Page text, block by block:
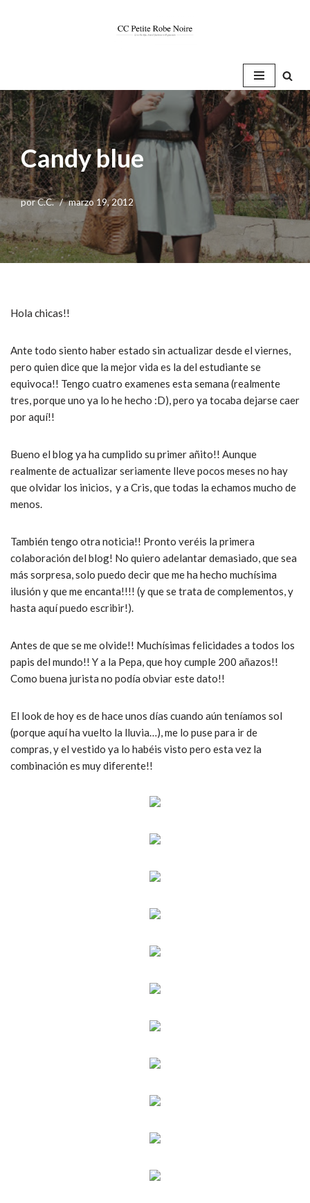
Candy blue
porC.C. marzo 19, 2012
Hola chicas!!
Ante todo siento haber estado sin actualizar desde el viernes,
pero quien dice que la mejor vida es la del estudiante se
equivoca!! Tengo cuatro examenes esta semana (realmente
tres, porque uno ya lo he hecho :D), pero ya tocaba dejarse caer
por aquí!!
Bueno el blog ya ha cumplido su primer añito!! Aunque
realmente de actualizar seriamente lleve pocos meses no hay
que olvidar los inicios, y a Cris, que todas la echamos mucho de
menos.
También tengo otra noticia!! Pronto veréis la primera
colaboración del blog! No quiero adelantar demasiado, que sea
más sorpresa, solo puedo decir que me ha hecho muchísima
ilusión y que me encanta!!!! (y que se trata de complementos, y
hasta aquí puedo escribir!).
Antes de que se me olvide!! Muchísimas felicidades a todos los
papis del mundo!! Y a la Pepa, que hoy cumple 200 añazos!!
Como buena jurista no podía obviar este dato!!
El look de hoy es de hace unos días cuando aún teníamos sol
(porque aquí ha vuelto la lluvia…), me lo puse para ir de
compras, y el vestido ya lo habéis visto pero esta vez la
combinación es muy diferente!!